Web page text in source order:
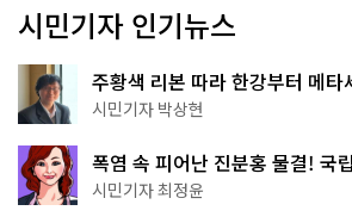
시민기자 인기뉴스
주황색 리본 따라 한강부터 메
서울둘레길 15코스
시민기자 박상현
폭염 속 피어난 진분홍 물결! 국
무 명소
시민기자 최정윤